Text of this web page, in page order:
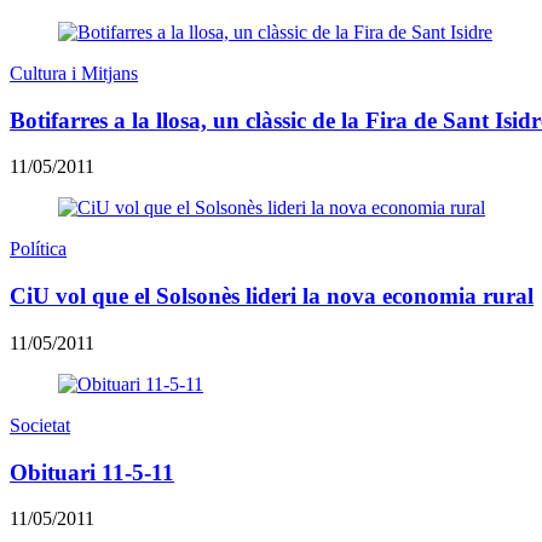
Cultura i Mitjans
Botifarres a la llosa, un clàssic de la Fira de Sant
11/05/2011
Política
CiU vol que el Solsonès lideri la nova economia rural
11/05/2011
Societat
Obituari 11-5-11
11/05/2011